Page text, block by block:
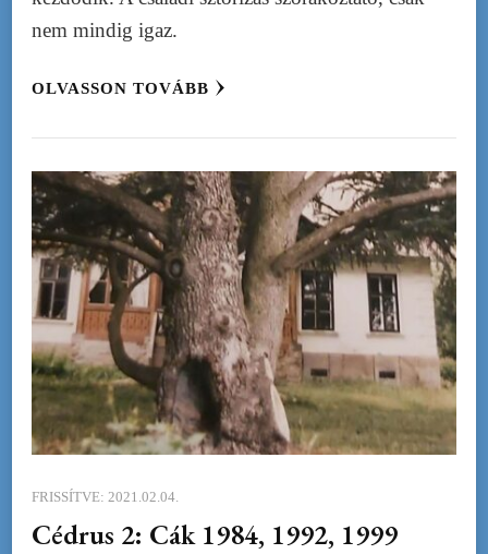
nem mindig igaz.
OLVASSON TOVÁBB
FRISSÍTVE: 2021.02.04.
Cédrus 2: Cák 1984, 1992, 1999